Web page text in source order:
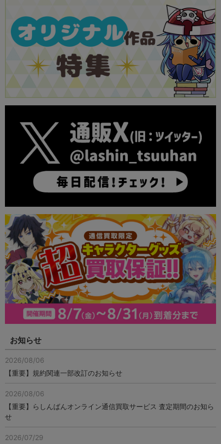
お知らせ
2026/08/06
【重要】規約関連一部改訂のお知らせ
2026/08/06
【重要】らしんばんオンライン通信買取サービス 査定期間のお知ら
せ
2026/07/29